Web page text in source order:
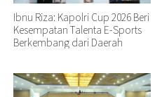
Ibnu Riza: Kapolri Cup 2026 Beri
Kesempatan Talenta E-Sports
Berkembang dari Daerah